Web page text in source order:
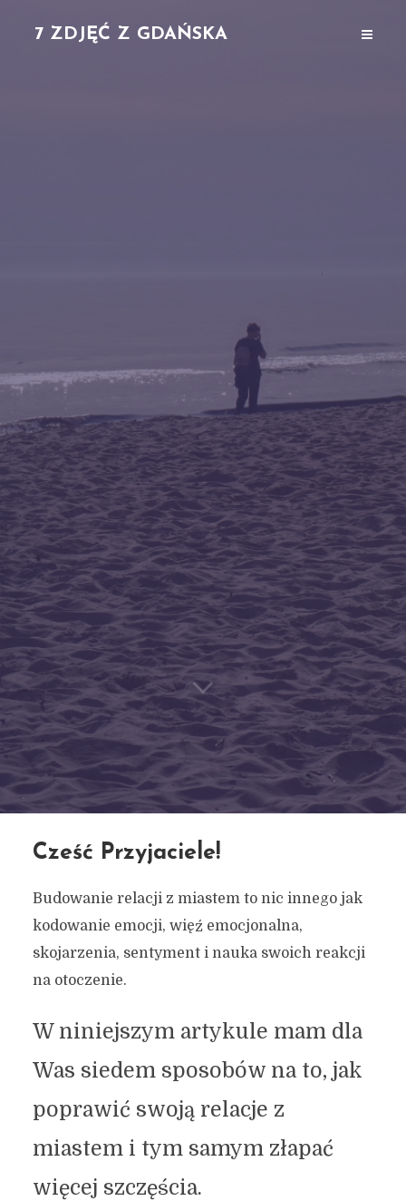
7 ZDJĘĆ Z GDAŃSKA
Cześć Przyjaciele!
Budowanie relacji z miastem to nic innego jak
kodowanie emocji, więź emocjonalna,
skojarzenia, sentyment i nauka swoich reakcji
na otoczenie.
W niniejszym artykule mam dla
Was siedem sposobów na to, jak
poprawić swoją relacje z
miastem i tym samym złapać
więcej szczęścia.